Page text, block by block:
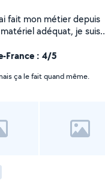
fait mon métier depuis
adéquat, je suis
maison, grenier
France : 4/5
ça le fait quand même.